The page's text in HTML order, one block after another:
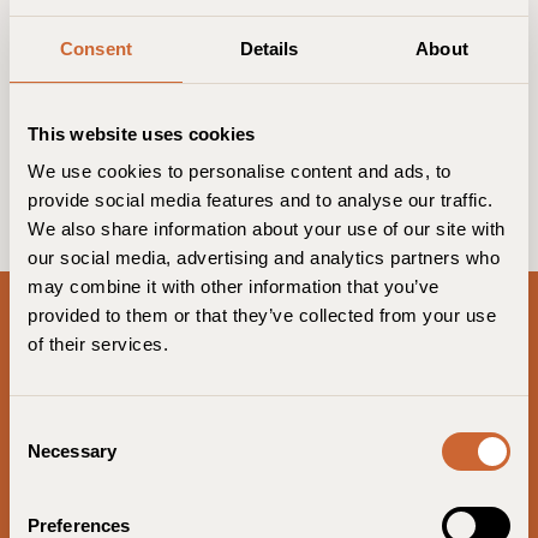
Consent Details About
This website uses cookies
We use cookies to personalise content and ads, to
provide social media features and to analyse our traffic.
We also share information about your use of our site with
our social media, advertising and analytics partners who
may combine it with other information that you’ve
provided to them or that they’ve collected from your use
of their services.
Necessary
Preferences
Guldsmeden Hotels auf Facebook
Guldsmeden Hotels auf
Guldsmeden Hotels auf
Dänemark
Axel Guldsmeden
Manon Les Suites